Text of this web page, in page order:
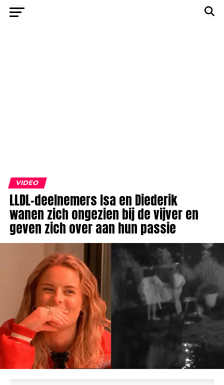
VIDEO
LLDL-deelnemers Isa en Diederik
wanen zich ongezien bij de vijver en
geven zich over aan hun passie